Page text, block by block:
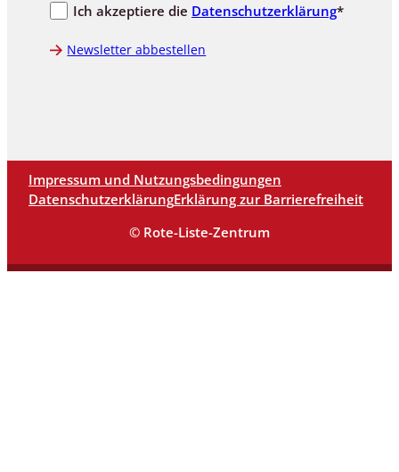
Ich akzeptiere die Datenschutzerklärung*
Newsletter abbestellen
Impressum und Nutzungsbedingungen
DatenschutzerklärungErklärung zur Barrierefreiheit
© Rote-Liste-Zentrum